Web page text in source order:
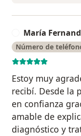
María
Número de
Estoy muy
recibí. Desde la
en confianza
amable de
diagnóstico y